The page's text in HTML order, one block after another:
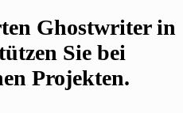
Ghostwriter in
Sie bei
Projekten.